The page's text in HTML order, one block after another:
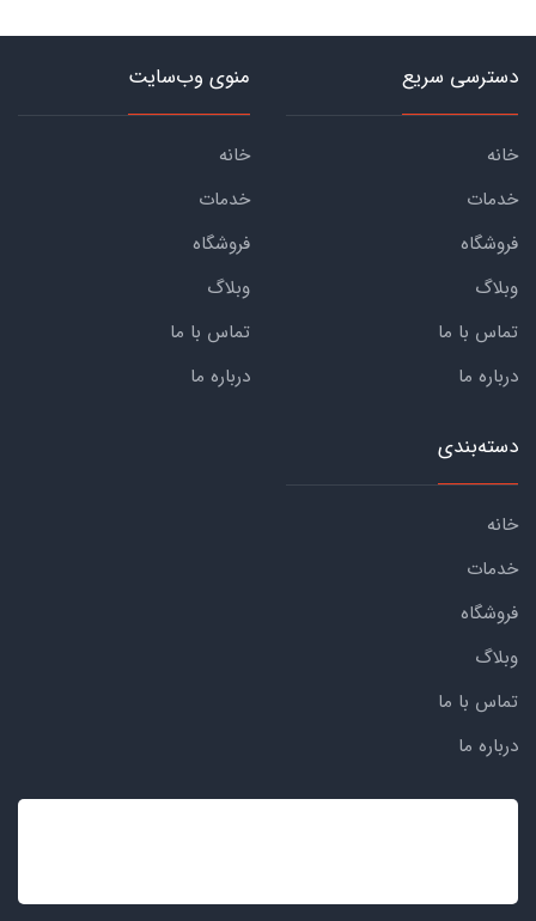
دسترسی سریع
خانه
خدمات
فروشگاه
وبلاگ
تماس با ما
درباره ما
منوی وب‌سایت
خانه
خدمات
فروشگاه
وبلاگ
تماس با ما
درباره ما
دسته‌بندی
خانه
خدمات
فروشگاه
وبلاگ
تماس با ما
درباره ما